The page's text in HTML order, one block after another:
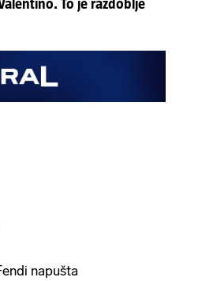
To je razdoblje
napušta